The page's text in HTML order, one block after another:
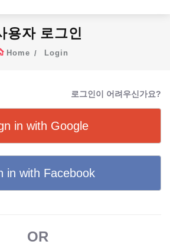
용자 로그인
Home Login
로그인이 어려우신가요?
in with Google
in with Facebook
OR